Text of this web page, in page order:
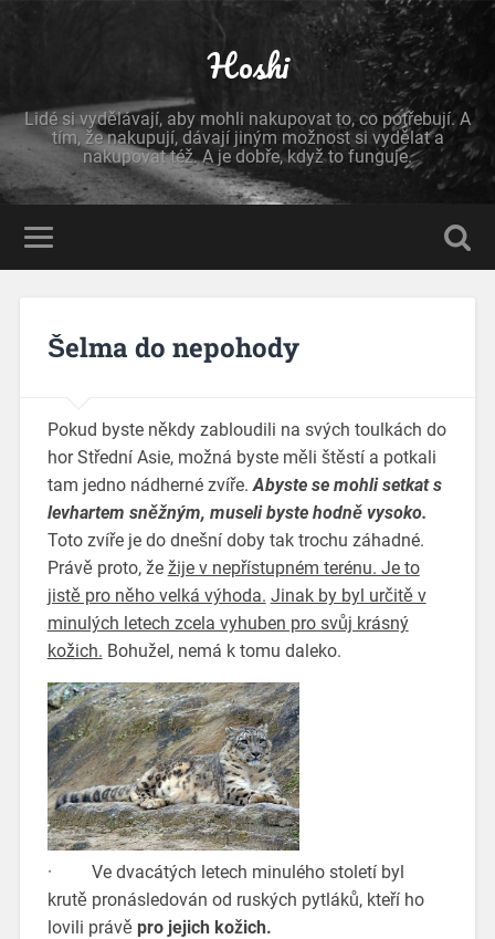
Hoshi
Lidé si vydělávají, aby mohli nakupovat to, co potřebují. A
tím, že nakupují, dávají jiným možnost si vydělat a
nakupovat též. A je dobře, když to funguje.
Šelma do nepohody
Pokud byste někdy zabloudili na svých toulkách do
hor Střední Asie, možná byste měli štěstí a potkali
tam jedno nádherné zvíře.Abyste se mohli setkat s
levhartem sněžným, museli byste hodně vysoko.
Toto zvíře je do dnešní doby tak trochu záhadné.
Právě proto, že žije v nepřístupném terénu. Je to
jistě pro něho velká výhoda. Jinak by byl určitě v
minulých letech zcela vyhuben pro svůj krásný
kožich. Bohužel, nemá k tomu daleko.
· Ve dvacátých letech minulého století byl
krutě pronásledován od ruských pytláků, kteří ho
lovili právě pro jejich kožich.